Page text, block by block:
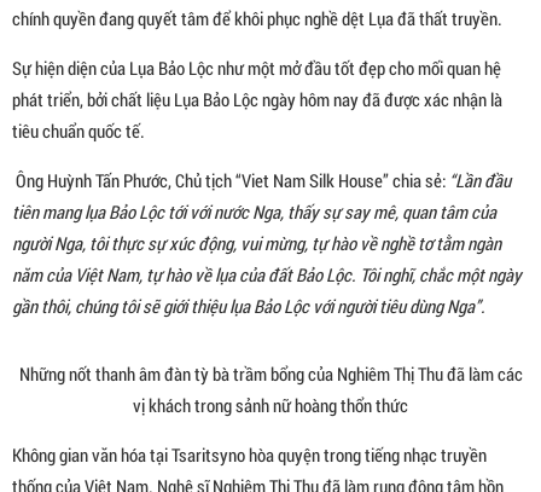
chính quyền đang quyết tâm để khôi phục nghề dệt Lụa đã thất truyền.
Sự hiện diện của Lụa Bảo Lộc như một mở đầu tốt đẹp cho mối quan hệ
phát triển, bởi chất liệu Lụa Bảo Lộc ngày hôm nay đã được xác nhận là
tiêu chuẩn quốc tế.
Ông Huỳnh Tấn Phước, Chủ tịch “Viet Nam Silk House” chia sẻ: “Lần đầu
tiên mang lụa Bảo Lộc tới với nước Nga, thấy sự say mê, quan tâm của
người Nga, tôi thực sự xúc động, vui mừng, tự hào về nghề tơ tằm ngàn
năm của Việt Nam, tự hào về lụa của đất Bảo Lộc. Tôi nghĩ, chắc một ngày
gần thôi, chúng tôi sẽ giới thiệu lụa Bảo Lộc với người tiêu dùng Nga”.
Những nốt thanh âm đàn tỳ bà trầm bổng của Nghiêm Thị Thu đã làm các
vị khách trong sảnh nữ hoàng thổn thức
Không gian văn hóa tại Tsaritsyno hòa quyện trong tiếng nhạc truyền
thống của Việt Nam. Nghệ sĩ Nghiêm Thị Thu đã làm rung động tâm hồn